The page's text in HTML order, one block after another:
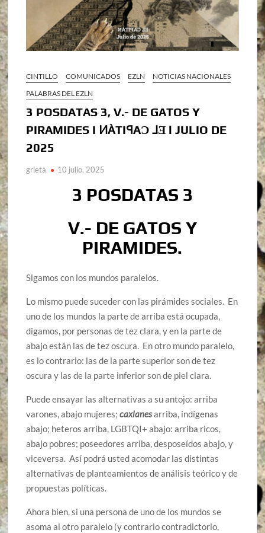
CINTILLO COMUNICADOS EZLN
NOTICIAS NACIONALES
PALABRAS DEL EZLN
3 POSDATAS 3, V.- DE GATOS Y
PIRAMIDES I ͶÀTIꟼAƆ ⅃Ǝ l JULIO DE
2025
grieta 10 julio, 2025
3 POSDATAS 3
V.- DE GATOS Y
PIRAMIDES.
Sigamos con los mundos paralelos.
Lo mismo puede suceder con las pirámides sociales. En
uno de los mundos la parte de arriba está ocupada,
digamos, por personas de tez clara, y en la parte de
abajo están las de tez oscura. En otro mundo paralelo,
es lo contrario: las de la parte superior son de tez
oscura y las de la parte inferior son de piel clara.
Puede ensayar las alternativas a su antojo: arriba
varones, abajo mujeres;caxlanesarriba, indígenas
abajo; heteros arriba, LGBTQI+ abajo: arriba ricos,
abajo pobres; poseedores arriba, desposeídos abajo, y
viceversa. Así podrá usted acomodar las distintas
alternativas de planteamientos de análisis teórico y de
propuestas políticas.
Ahora bien, si una persona de uno de los mundos se
asoma al otro paralelo (y contrario contradictorio,